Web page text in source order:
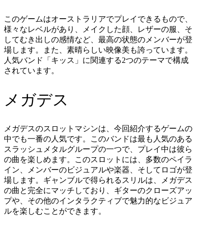
このゲームはオーストラリアでプレイできるもので、
様々なレベルがあり、メイクした顔、レザーの服、そ
してむき出しの感情など、最高の状態のメンバーが登
場します。また、素晴らしい映像美も誇っています。
人気バンド「キッス」に関連する2つのテーマで構成
されています。
メガデス
メガデスのスロットマシンは、今回紹介するゲームの
中でも一番の人気です。このバンドは最も人気のある
スラッシュメタルグループの一つで、プレイ中は彼ら
の曲を楽しめます。このスロットには、多数のペイラ
イン、メンバーのビジュアルや楽器、そしてロゴが登
場します。ギャンブルで得られるスリルは、メガデス
の曲と完全にマッチしており、ギターのクローズアッ
プや、その他のインタラクティブで魅力的なビジュア
ルを楽しむことができます。